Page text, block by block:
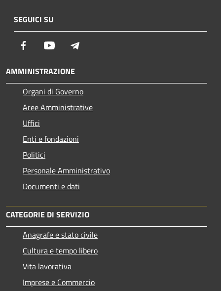
SEGUICI SU
Facebook Youtube
AMMINISTRAZIONE
Organi di Governo
Aree Amministrative
Uffici
Enti e fondazioni
Politici
Personale Amministrativo
Documenti e dati
CATEGORIE DI SERVIZIO
Anagrafe e stato civile
Cultura e tempo libero
Vita lavorativa
Imprese e Commercio